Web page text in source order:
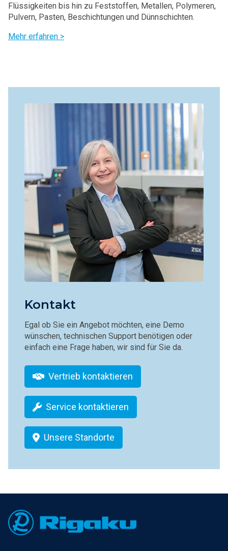
Flüssigkeiten bis hin zu Feststoffen, Metallen, Polymeren,
Pulvern, Pasten, Beschichtungen und Dünnschichten.
Mehr erfahren >
Kontakt
Egal ob Sie ein Angebot möchten, eine Demo
wünschen, technischen Support benötigen oder
einfach eine Frage haben, wir sind für Sie da.
Vertrieb kontaktieren
Service kontaktieren
Unsere Standorte